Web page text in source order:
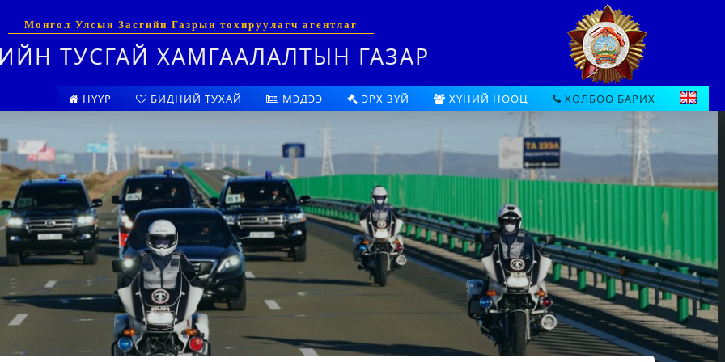
Монгол Улсын Засгийн Газрын тохируулагч агентлаг
ТУСГАЙ ХАМГААЛАЛТЫН ГАЗАР
НҮҮР БИДНИЙ ТУХАЙ МЭДЭЭ ЭРХ ЗҮЙ ХҮНИЙ НӨӨЦ ХОЛБОО БАРИХ